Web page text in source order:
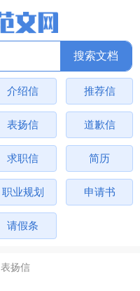
介绍信 推荐信
表扬信 道歉信
求职信 简历
职业规划 申请书
请假条
表扬信